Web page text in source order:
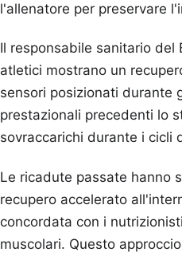
l'allenatore per preservare
Il responsabile sanitario
atletici mostrano un
sensori posizionati durante
prestazionali precedenti lo
sovraccarichi durante i cicli
Le ricadute passate hanno
recupero accelerato
concordata con i
muscolari. Questo